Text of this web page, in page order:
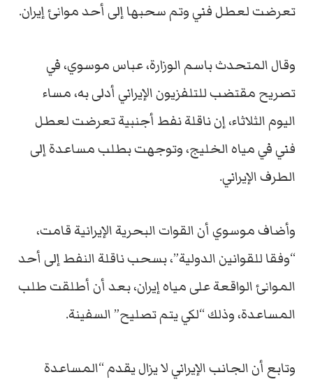
تعرضت لعطل فني وتم سحبها إلى أحد موانئ إيران.
وقال المتحدث باسم الوزارة، عباس موسوي، في
تصريح مقتضب للتلفزيون الإيراني أدلى به، مساء
اليوم الثلاثاء، إن ناقلة نفط أجنبية تعرضت لعطل
فني في مياه الخليج، وتوجهت بطلب مساعدة إلى
الطرف الإيراني.
وأضاف موسوي أن القوات البحرية الإيرانية قامت،
“وفقا للقوانين الدولية”، بسحب ناقلة النفط إلى أحد
الموانئ الواقعة على مياه إيران، بعد أن أطلقت طلب
المساعدة، وذلك “لكي يتم تصليح” السفينة.
وتابع أن الجانب الإيراني لا يزال يقدم “المساعدة